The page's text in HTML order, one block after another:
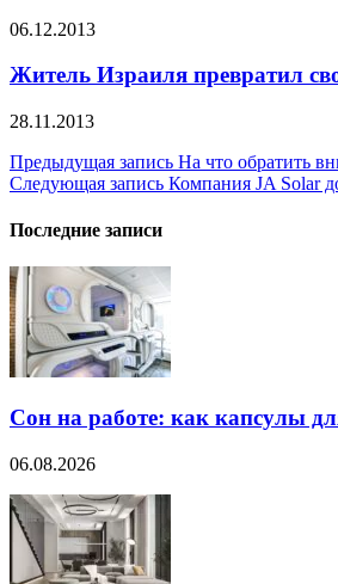
06.12.2013
Житель Израиля превратил
28.11.2013
Навигация
по
записям
Предыдущая запись На что обратить
Следующая запись Компания JA Solar
Последние записи
Сон на работе: как капсулы
06.08.2026